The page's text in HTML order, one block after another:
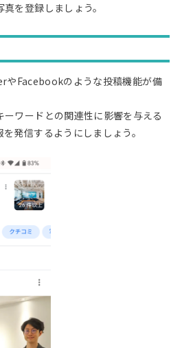
を登録しましょう。
Facebookのような投稿機能が備
ワードとの関連性に影響を与える
発信するようにしましょう。